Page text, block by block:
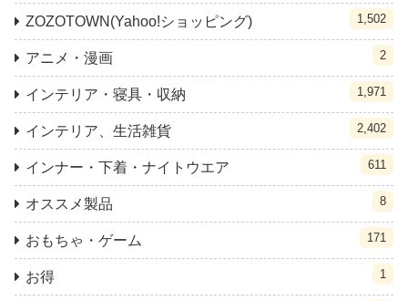
ZOZOTOWN(Yahoo!ショッピング) 1,502
アニメ・漫画 2
インテリア・寝具・収納 1,971
インテリア、生活雑貨 2,402
インナー・下着・ナイトウエア 611
オススメ製品 8
おもちゃ・ゲーム 171
お得 1